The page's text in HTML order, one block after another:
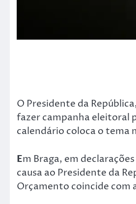
O Presidente da
fazer campanha eleitoral
calendário coloca o tema
Em Braga, em
causa ao Presidente da
Orçamento coincide com